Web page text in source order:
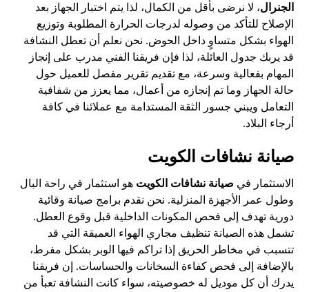
الجنرال، لا نرضى بأقل من الكمال، لذا يتم اختبار الجهاز بعد
الإصلاح للتأكد من وصوله لدرجات الحرارة المطلوبة وتوزيع
الهواء بشكل متساوٍ داخل الحوض. نحن نعلم أن تعطل النشافة
قد يربك جدول العائلة، لذا فإن فريقنا الفني مدرب على إنجاز
المهام بفعالية وسرعة، مع تقديم تقرير مفصل للعميل حول
حالة الجهاز وما تم إنجازه من أعمال، مما يعزز من شفافية
التعامل ويبني جسور الثقة المستدامة مع عملائنا في كافة
أرجاء البلاد.
صيانة نشافات الكويت
الاستثمار في صيانة نشافات الكويت هو استثمار في راحة البال
وطول عمر الأجهزة المنزلية. نحن نقدم برامج صيانة وقائية
دورية تهدف إلى فحص المكونات الداخلية قبل وقوع العطل.
تشمل هذه الصيانة تنظيف مجاري الهواء العميقة التي قد
تتسبب في مخاطر الحريق إذا تراكم فيها الوبر بشكل مفرط،
بالإضافة إلى فحص كفاءة السخانات والحساسات. إن فريقنا
يدرك أن كل موديل له خصوصيته، سواء كانت النشافة تعبأ من